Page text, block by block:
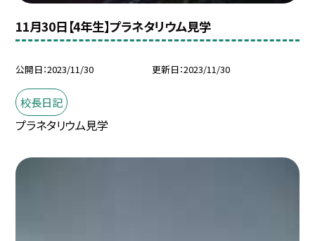
11月30日【4年生】プラネタリウム見学
公開日 2023/11/30 更新日 2023/11/30
校長日記
プラネタリウム見学